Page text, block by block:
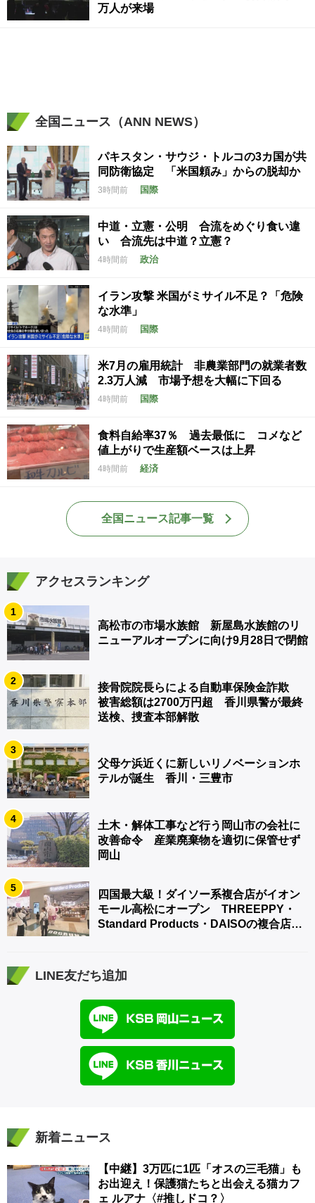
万人が来場
全国ニュース（ANN NEWS）
パキスタン・サウジ・トルコの3カ国が共
同防衛協定 「米国頼み」からの脱却か
3時間前 国際
中道・立憲・公明 合流をめぐり食い違
い 合流先は中道？立憲？
4時間前 政治
イラン攻撃 米国がミサイル不足？「危険
な水準」
4時間前 国際
米7月の雇用統計 非農業部門の就業者数
2.3万人減 市場予想を大幅に下回る
4時間前 国際
食料自給率37％ 過去最低に コメなど
値上がりで生産額ベースは上昇
4時間前 経済
全国ニュース記事一覧
アクセスランキング
1
高松市の市場水族館 新屋島水族館のリ
ニューアルオープンに向け9月28日で閉館
2
接骨院院長らによる自動車保険金詐欺
被害総額は2700万円超 香川県警が最終
送検、捜査本部解散
3
父母ケ浜近くに新しいリノベーションホ
テルが誕生 香川・三豊市
4
土木・解体工事など行う岡山市の会社に
改善命令 産業廃棄物を適切に保管せず
岡山
5
四国最大級！ダイソー系複合店がイオン
モール高松にオープン THREEPPY・
Standard Products・DAISOの複合店は
LINE友だち追加
新着ニュース
【中継】3万匹に1匹「オスの三毛猫」も
お出迎え！保護猫たちと出会える猫カフ
ェ ルアナ〈#推しドコ？〉